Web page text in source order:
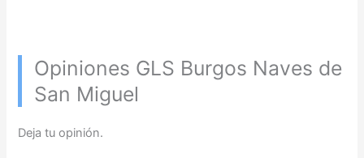
Opiniones GLS Burgos Naves de
San Miguel
Deja tu opinión.